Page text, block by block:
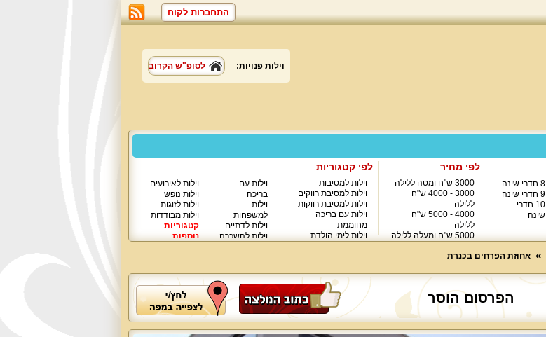
התחברות לקוח
וילות פנויות: לסופ"ש הקרוב
8 חדרי שינה
9 חדרי שינה
10 חדרי
שינה
לפי מחיר
3000 ש"ח ומטה ללילה
3000 - 4000 ש"ח
ללילה
4000 - 5000 ש"ח
ללילה
5000 ש"ח ומעלה ללילה
לפי קטגוריות
וילות למסיבות
וילות למסיבת רווקים
וילות למסיבת רווקות
וילות עם בריכה
מחוממת
וילות לימי הולדת
וילות עם
בריכה
וילות
למשפחות
וילות לדתיים
וילות להשכרה
וילות לאירועים
וילות נופש
וילות לזוגות
וילות מבודדות
קטגוריות
נוספות
אחוזת הפרחים בכנרת
הפרסום הוסר